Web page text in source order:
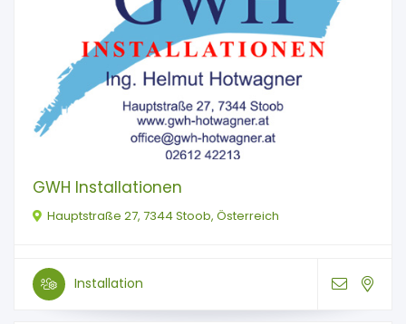
GWH Installationen
Hauptstraße 27, 7344 Stoob, Österreich
Installation